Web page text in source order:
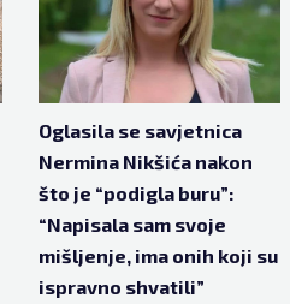
Oglasila se savjetnica
Nermina Nikšića nakon
što je “podigla buru”:
“Napisala sam svoje
mišljenje, ima onih koji su
ispravno shvatili”